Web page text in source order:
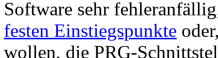
Software sehr
festen Einstiegspunkte
wollen, die PRG-